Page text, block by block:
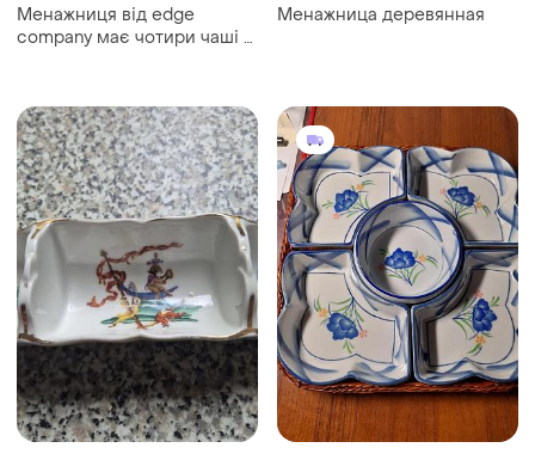
Менажниця від edge
company має чотири чаші з
Менажница деревянная